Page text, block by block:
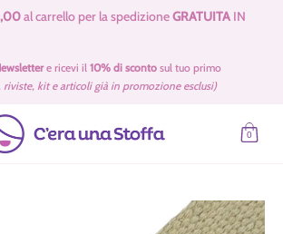
al carrello per la spedizioneGRATUITA IN
Offerte Filati 🧶
e ricevi il 10% di sconto sul tuo primo
riviste, kit e articoli già in promozione esclusi)
0